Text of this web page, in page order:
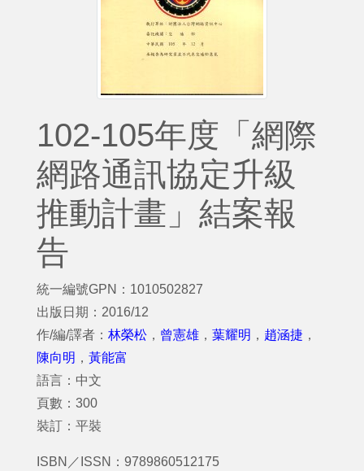
102-105年度「網際
網路通訊協定升級
推動計畫」結案報
告
統一編號GPN：1010502827
出版日期：2016/12
作/編/譯者： 林榮松 ， 曾憲雄 ， 葉耀明 ， 趙涵捷 ，
陳向明 ， 黃能富
語言：中文
頁數：300
裝訂：平裝
ISBN／ISSN：9789860512175